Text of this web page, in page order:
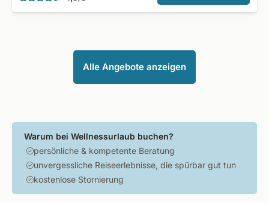
Alle Angebote anzeigen
Warum bei Wellnessurlaub buchen?
persönliche & kompetente Beratung
unvergessliche Reiseerlebnisse, die spürbar gut tun
kostenlose Stornierung